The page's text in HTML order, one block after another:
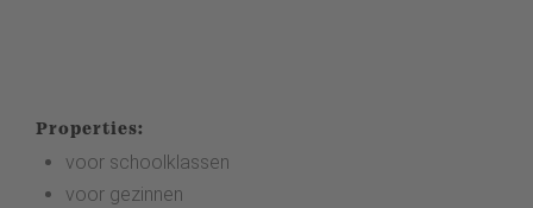
Properties:
voor schoolklassen
voor gezinnen